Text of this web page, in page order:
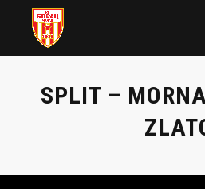
SPLIT –